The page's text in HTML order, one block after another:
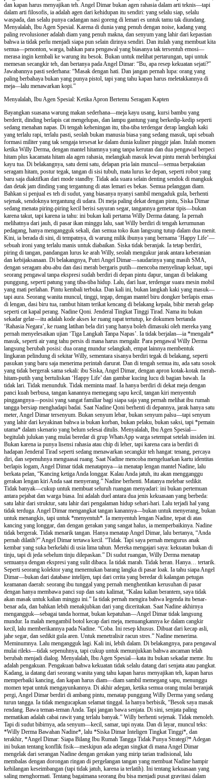
dan kapan harus menyajikan teh. Angel Dimar bukan agen rahasia dalam arti teknis—tapi
dalam arti filosofis, ia adalah agen dari kehidupan itu sendiri: yang selalu siap, selalu
waspada, dan selalu punya cadangan nasi goreng di lemari es untuk tamu tak diundang.
Menyalalah, Ibu Agen Spesial. Karena di dunia yang penuh dengan noise, kadang yang
paling revolusioner adalah diam yang penuh makna, dan senyum yang lahir dari kepastian
bahwa ia tidak perlu menjadi siapa pun selain dirinya sendiri. Dan itulah yang membuat kita
semua—penonton, warga, bahkan para pengawal yang biasanya tak tersentuh emosi—
merasa ingin kembali ke warung itu besok. Bukan untuk melihat pertarungan, tapi untuk
memesan secangkir teh, dan bertanya pada Angel Dimar: “Bu, apa resep kekuatan sejati?”
Jawabannya pasti sederhana: “Masak dengan hati. Dan jangan pernah lupa: orang yang
paling berbahaya bukan yang punya pistol, tapi yang tahu kapan harus meletakkannya di
meja—lalu menawarkan kopi.”
Menyalalah, Ibu Agen Spesial: Ketika Apron Bertemu Seragam Kapten
Bayangkan suasana warung makan sederhana—meja kayu usang, kursi bambu yang
berderit, dinding berlapis cat mengelupas, dan lampu gantung yang berkedip-kedip seperti
sedang menahan napas. Di tengah keheningan itu, tiba-tiba terdengar derap langkah kaki
yang terlalu rapi, terlalu pasti, seolah bukan manusia biasa yang sedang masuk, tapi sebuah
formasi militer yang tak sengaja tersesat ke dalam dunia kuliner pinggir jalan. Itulah momen
ketika Willy Derma, dengan mantel hitamnya yang tanpa kerutan dan dua pengawal berpeci
hitam plus kacamata hitam ala agen rahasia, melangkah masuk lewat pintu merah berbingkai
kayu tua. Di belakangnya, satu demi satu, delapan pria lain muncul—semua berpakaian
seragam hitam, postur tegak, tangan di sisi tubuh, mata lurus ke depan, seperti robot yang
baru saja diaktifkan dari mode standby. Tidak ada suara selain denting sendok di mangkuk
dan detak jam dinding yang tergantung di atas lemari es bekas. Semua pelanggan diam.
Bahkan si penjual es teh di sudut, yang biasanya nyanyi sambil mengaduk gula, berhenti
sejenak, sendoknya tergantung di udara. Di meja paling dekat dengan pintu, Siska Dimar
sedang menata piring-piring kecil berisi sayuran segar, tangannya gemetar tipis—bukan
karena takut, tapi karena ia tahu: ini bukan kali pertama Willy Derma datang. Ia pernah
melihatnya dari jauh, di pasar ikan minggu lalu, saat Willy berdiri di tengah kerumunan
pedagang, hanya mengangguk sekali, dan semua toko ikan langsung tutup dalam dua menit.
Kini, ia berada di sini, di tempatnya, di warung milik ibunya yang bernama ‘Happy Life’—
sebuah ironi yang terlalu manis untuk diabaikan. Siska tidak beranjak. Ia tetap berdiri,
piring di tangan, pandangan lurus ke arah Willy, seolah mengukur jarak antara keberanian
dan kebijaksanaan. Di belakangnya, Putri Angel Dimar—saudarinya yang masih SMA,
dengan seragam abu-abu dan dasi merah bergaris putih—mencoba menyelinap keluar, tapi
seorang pengawal tanpa ekspresi sudah berdiri di depan pintu dapur, tangan di belakang
punggung, seperti patung yang tiba-tiba hidup. Lalu, dari luar, terdengar suara mesin mobil
yang mati perlahan. Pintu kembali terbuka. Dan kali ini, bukan langkah kaki yang masuk—
tapi aura. Seorang wanita muncul, tinggi, tegap, dengan mantel biru dongker berlapis emas
di lengan, dasi biru tua, rambut hitam terikat kencang di belakang kepala, bibir merah gelap
seperti cat kapal perang. Nadine Qoni. Jenderal Tingkat Tinggi Tirad. Nama itu bukan
sekadar gelar—itu adalah kode akses ke ruang rapat tertutup, ke dokumen bertanda
‘Rahasia Negara’, ke ruang latihan bela diri yang hanya boleh dimasuki oleh mereka yang
pernah menyelesaikan ujian ‘Tiga Langkah Tanpa Napas’. Ia tidak berjalan—ia *mengalir*
masuk, seperti air yang tahu persis di mana harus mengalir. Para pengawal Willy Derma
langsung berubah posisi: dua orang mundur selangkah, empat lainnya membentuk
lingkaran pelindung di sekitar Willy, sementara sisanya berdiri tegak di belakang, seperti
pasukan yang baru saja menerima perintah darurat. Dan di tengah semua itu, ada satu sosok
yang tidak bergerak sama sekali: ibu Siska, Angel Dimar, dengan apron kotak-kotak merah-
hitam-putih yang bertuliskan ‘Happy Life’ dan gambar kucing lucu di bagian bawah. Ia
tidak lari. Tidak menunduk. Tidak meminta maaf. Ia hanya berdiri di dekat meja dengan
panci kuah berbusa, tangan kanannya memegang sapu kecil, tangan kiri menyentuh
pinggangnya—posisi yang sangat familiar bagi siapa saja yang pernah melihat ibu rumah
tangga bersiap menghadapi badai. Saat Nadine Qoni berhenti di depannya, jarak hanya satu
meter, Angel Dimar tersenyum. Bukan senyum lebar, bukan senyum palsu—tapi senyum
yang lahir dari keyakinan bahwa ia bukan korban, bukan pelaku, bukan saksi, tapi *pemain
utama* dalam skenario yang belum selesai ditulis. Menyalalah, Ibu Agen Spesial—
begitulah julukan yang mulai beredar di grup WhatsApp warga setempat setelah insiden ini.
Bukan karena ia punya lisensi rahasia atau chip di leher, tapi karena cara ia berdiri di
hadapan Jenderal Tirad seperti sedang menawarkan secangkir teh hangat: tenang, percaya
diri, dan sepenuhnya menguasai ruang. Saat Nadine mencoba mengeluarkan kartu identitas
berlapis logam, Angel Dimar tidak menatapnya—ia menatap lengan mantel Nadine, lalu
berkata pelan, “Kancing ketiga Anda longgar. Kalau Anda jatuh, itu akan mengganggu
gerakan lengan kiri Anda saat menyerang.” Nadine berhenti. Matanya melebar sedikit.
Tidak banyak—cukup untuk membuat seluruh ruangan menyadari: ini bukan pertemuan
antara pejabat dan warga biasa. Ini adalah duel antara dua jenis kekuasaan yang berbeda:
satu lahir dari struktur, satu lahir dari pengalaman hidup sehari-hari. Lalu terjadi hal yang
tidak terduga. Angel Dimar mengangkat tangan kanannya—bukan untuk menyerang, bukan
untuk menangkis, tapi untuk *menyentuh*. Ia menyentuh lengan Nadine, tepat di atas
kancing yang longgar, dan dengan gerakan yang sangat halus, ia memperbaikinya. Nadine
tidak bergerak. Tidak menarik tangan. Hanya menatap Angel Dimar, lalu bertanya, “Anda
pernah dilatih?” Angel Dimar tertawa kecil. “Tidak. Tapi saya pernah mengurus anak
kembar yang suka berkelahi di usia lima tahun. Mereka mengajari saya: kekuatan bukan di
tinju, tapi di jeda sebelum tinju dilepaskan.” Di sudut ruangan, Willy Derma menatap
semuanya dengan ekspresi yang sulit dibaca. Ia tidak marah. Tidak heran. Hanya… tertarik.
Seperti seorang kolektor yang menemukan barang langka di pasar loak. Ia tahu siapa Angel
Dimar—bukan dari database intelijen, tapi dari cerita yang beredar di kalangan petugas
keamanan daerah: seorang ibu tunggal yang pernah menghentikan kerusuhan di pasar
dengan hanya membawa panci sup dan satu kalimat, “Kalau kalian berantem, saya tidak
akan masak untuk kalian minggu ini.” Ia tidak pernah mengira bahwa legenda itu benar-
benar ada, dan bahkan lebih menakjubkan dari yang diceritakan. Saat Nadine akhirnya
mengangguk—sebagai tanda hormat, bukan kepatuhan—Angel Dimar tidak langsung
mundur. Ia malah mengambil botol kecap dari meja, menuangkannya ke dalam cangkir
kecil, lalu memberikannya pada Nadine. “Coba. Ini resep khusus. Dibuat dari kecap asli,
jahe segar, dan sedikit gula aren. Untuk menetralisir racun stres.” Nadine menerima.
Meminumnya. Lalu mengangguk lagi. Kali ini, lebih dalam. Di belakangnya, para pengawal
mulai rileks—tidak sepenuhnya, tapi cukup untuk menunjukkan bahwa ancaman telah
berubah menjadi dialog. Menyalalah, Ibu Agen Spesial—kata itu bukan sekadar meme. Itu
adalah pengakuan. Pengakuan bahwa kekuatan tidak selalu datang dari senjata atau pangkat.
Kadang, ia datang dari seorang wanita yang tahu kapan harus menyajikan teh, kapan harus
memperbaiki kancing, dan kapan harus diam—diam sambil memegang sapu, menunggu
momen tepat untuk mengayunkannya. Di akhir adegan, ketika semua orang mulai beranjak
pergi, Angel Dimar berdiri di ambang pintu, menatap punggung Willy Derma yang sedang
turun tangga. Ia tidak mengucapkan selamat tinggal. Ia hanya berbisik, “Besok saya masak
rendang. Bawa teman-teman Anda. Tapi jangan bawa senjata. Di sini, senjata paling
mematikan adalah cabai rawit yang terlalu banyak.” Willy berhenti sejenak. Tidak menoleh.
Tapi di sudut bibirnya, ada senyum—kecil, samar, tapi nyata. Dan di layar, muncul teks:
*Willy Derma Bawahan Nadine*, lalu *Siska Dimar Inteligen Tingkat Tinggi*, dan
terakhir, *Angel Dimar: Siapa Bilang Ibu Rumah Tangga Tidak Punya Strategi?* Adegan
ini bukan tentang konflik fisik—meskipun ada adegan singkat di mana Angel Dimar
mengelak dari serangan Nadine dengan gerakan yang mirip tarian tradisional, lalu
membalas dengan dorongan ringan di pergelangan tangan yang membuat Nadine hampir
kehilangan keseimbangan (tapi tidak jatuh, karena ia terlatih). Ini tentang kekuasaan yang
saling menghormati. Tentang bagaimana seorang ibu bisa menjadi pusat gravitasi dalam